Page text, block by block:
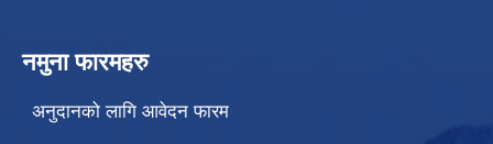
नमुना फारमहरु
अनुदानको लागि आवेदन फारम